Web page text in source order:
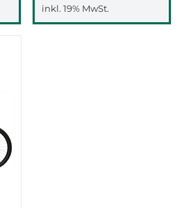
inkl. 19% MwSt.